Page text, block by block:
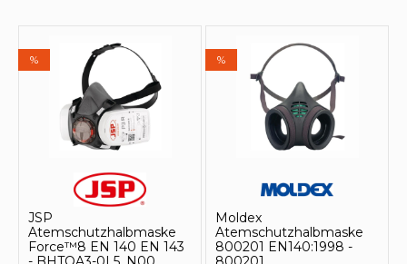
%
JSP
Atemschutzhalbmaske
Force™8 EN 140 EN 143
%
Moldex
Atemschutzhalbmaske
800201 EN140:1998 -